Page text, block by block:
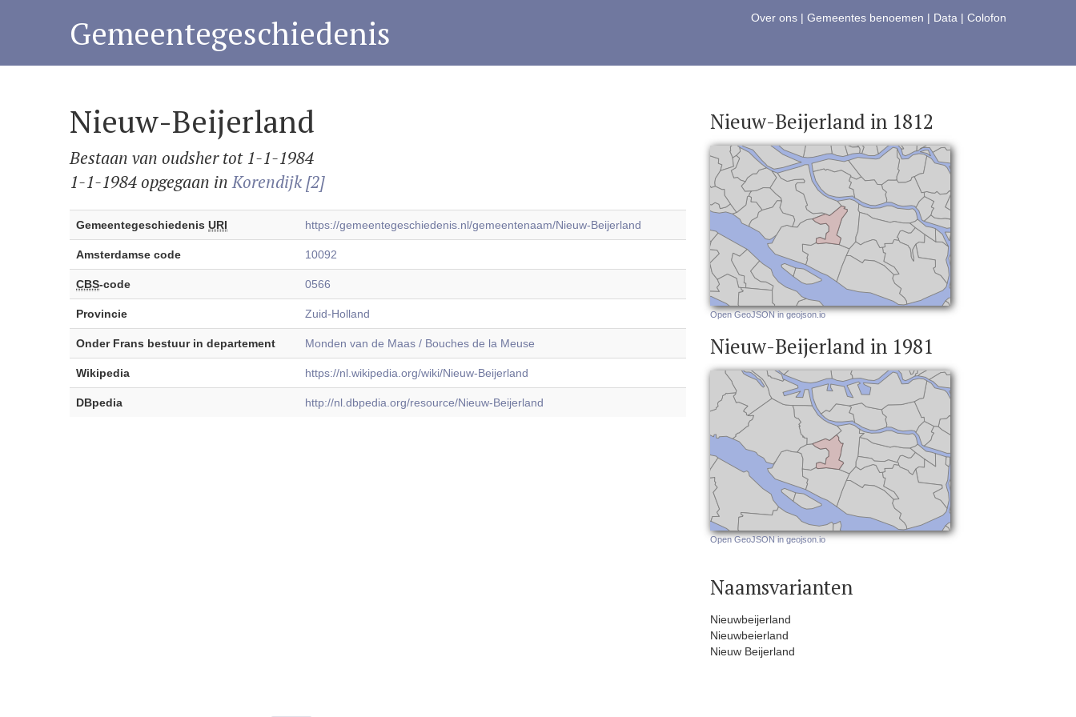
Over ons | Gemeentes benoemen | Data | Colofon
Gemeentegeschiedenis
Nieuw-Beijerland
Bestaan van oudsher tot 1-1-1984
1-1-1984 opgegaan inKorendijk [2]
Gemeentegeschiedenis URI https://gemeentegeschiedenis.nl/gemeentenaam/Nieuw-Beijerland
Amsterdamse code 10092
CBS-code 0566
Provincie Zuid-Holland
Onder Frans bestuur in departement Monden van de Maas / Bouches de la Meuse
Wikipedia https://nl.wikipedia.org/wiki/Nieuw-Beijerland
DBpedia http://nl.dbpedia.org/resource/Nieuw-Beijerland
Nieuw-Beijerland in 1812
Open GeoJSON in geojson.io
Nieuw-Beijerland in 1981
Open GeoJSON in geojson.io
Naamsvarianten
Nieuwbeijerland
Nieuwbeierland
Nieuw Beijerland